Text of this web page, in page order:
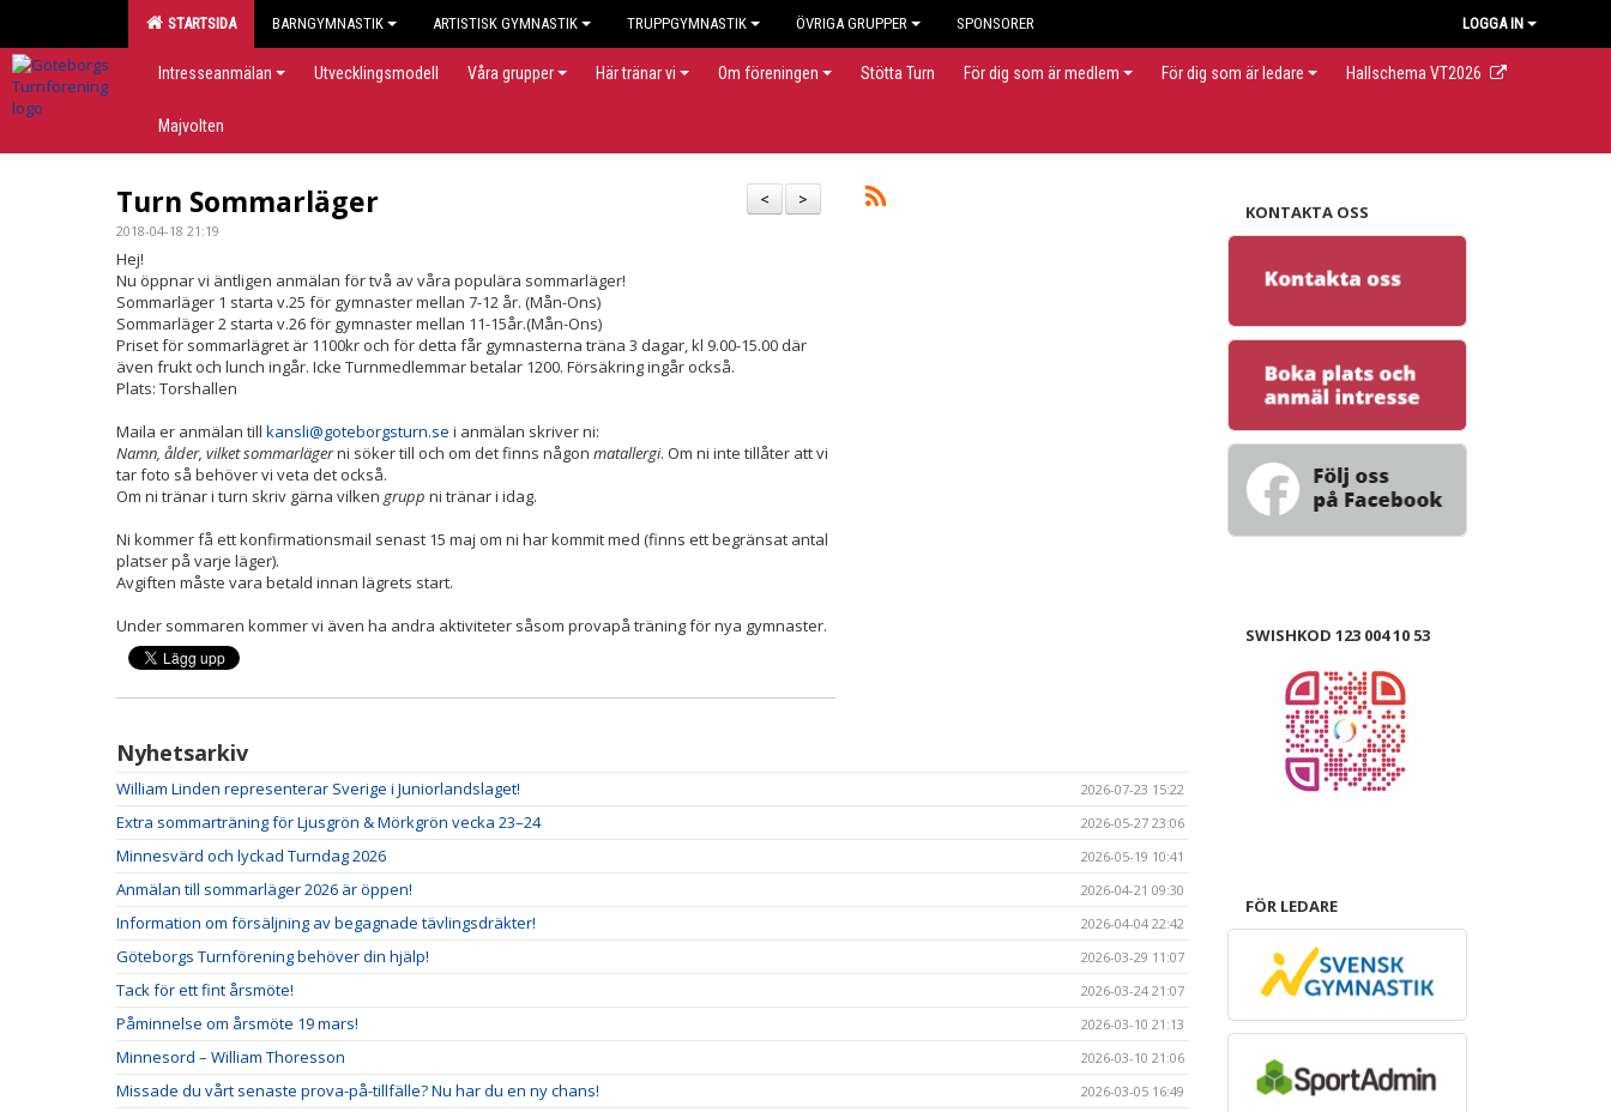
STARTSIDA BARNGYMNASTIK ARTISTISK GYMNASTIK TRUPPGYMNASTIK ÖVRIGA GRUPPER SPONSORER LOGGA IN
Intresseanmälan Utvecklingsmodell Våra grupper Här tränar vi Om föreningen Stötta Turn För dig som är medlem För dig som är ledare Hallschema VT2026
Majvolten
>
<
Turn Sommarläger
2018-04-18 21:19
Hej!
Nu öppnar vi äntligen anmälan för två av våra populära sommarläger!
Sommarläger 1 starta v.25 för gymnaster mellan 7-12 år. (Mån-Ons)
Sommarläger 2 starta v.26 för gymnaster mellan 11-15år.(Mån-Ons)
Priset för sommarlägret är 1100kr och för detta får gymnasterna träna 3 dagar, kl 9.00-15.00 där
även frukt och lunch ingår. Icke Turnmedlemmar betalar 1200. Försäkring ingår också.
Plats: Torshallen
Maila er anmälan till kansli@goteborgsturn.se i anmälan skriver ni:
Namn, ålder, vilket sommarlägerni söker till och om det finns någon matallergi. Om ni inte tillåter att vi
tar foto så behöver vi veta det också.
Om ni tränar i turn skriv gärna vilken grupp ni tränar i idag.
Ni kommer få ett konfirmationsmail senast 15 maj om ni har kommit med (finns ett begränsat antal
platser på varje läger).
Avgiften måste vara betald innan lägrets start.
Under sommaren kommer vi även ha andra aktiviteter såsom provapå träning för nya gymnaster.
Nyhetsarkiv
William Linden representerar Sverige i Juniorlandslaget! 2026-07-23 15:22
Extra sommarträning för Ljusgrön & Mörkgrön vecka 23–24 2026-05-27 23:06
Minnesvärd och lyckad Turndag 2026 2026-05-19 10:41
Anmälan till sommarläger 2026 är öppen! 2026-04-21 09:30
Information om försäljning av begagnade tävlingsdräkter! 2026-04-04 22:42
Göteborgs Turnförening behöver din hjälp! 2026-03-29 11:07
Tack för ett fint årsmöte! 2026-03-24 21:07
Påminnelse om årsmöte 19 mars! 2026-03-10 21:13
Minnesord – William Thoresson 2026-03-10 21:06
Missade du vårt senaste prova-på-tillfälle? Nu har du en ny chans! 2026-03-05 16:49
KONTAKTA OSS
SWISHKOD 123 004 10 53
FÖR LEDARE